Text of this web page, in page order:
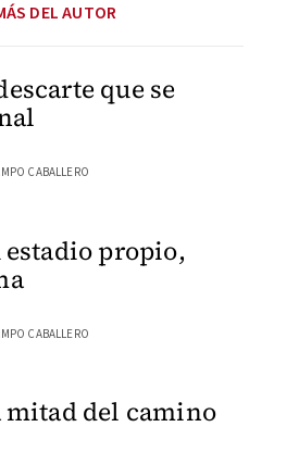
DEL AUTOR
que se
CABALLERO
propio,
CABALLERO
del camino